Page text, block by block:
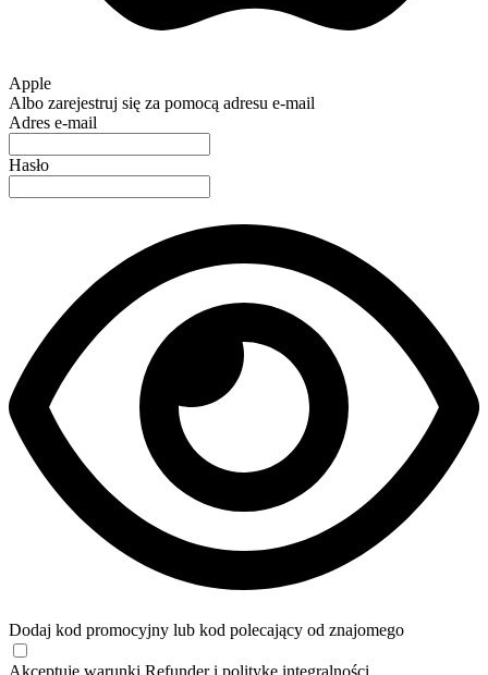
Apple
Albo zarejestruj się za pomocą adresu e-mail
Adres e-mail
Hasło
Dodaj kod promocyjny lub kod polecający od znajomego
Akceptuję warunki Refunder i politykę integralności